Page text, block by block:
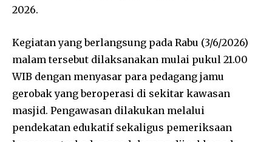
2026.
Kegiatan yang berlangsung pada Rabu (3/6/2026)
malam tersebut dilaksanakan mulai pukul 21.00
WIB dengan menyasar para pedagang jamu
gerobak yang beroperasi di sekitar kawasan
masjid. Pengawasan dilakukan melalui
pendekatan edukatif sekaligus pemeriksaan